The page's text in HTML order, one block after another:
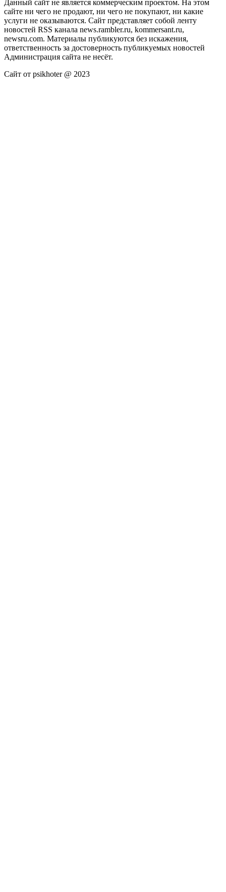
Данный сайт не является коммерческим проектом. На этом
сайте ни чего не продают, ни чего не покупают, ни какие
услуги не оказываются. Сайт представляет собой ленту
новостей RSS канала news.rambler.ru, kommersant.ru,
newsru.com. Материалы публикуются без искажения,
ответственность за достоверность публикуемых новостей
Администрация сайта не несёт.
Сайт от psikhoter @ 2023